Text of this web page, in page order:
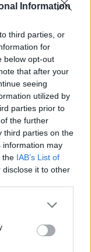
Information
third parties, or
for
below opt-out
that after your
seeing
utilized by
parties prior to
the further
third parties on the
information may
the IAB’s List of
it to other
veikia
galimybes,
realų
ir pagerinti
–